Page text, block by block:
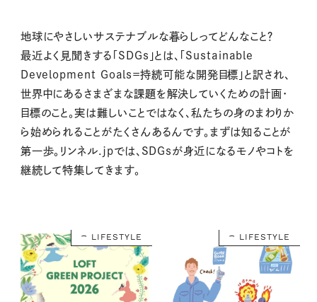
地球にやさしいサステナブルな暮らしってどんなこと？
最近よく見聞きする「 SDGs 」とは、「 Sustainable
Development Goals ＝持続可能な開発目標」と訳され、
世界中にあるさまざまな課題を解決していくための計画・
目標のこと。実は難しいことではなく、私たちの身のまわりか
ら始められることがたくさんあるんです。まずは知ることが
第一歩。リンネル .jpでは、 SDGs が身近になるモノやコトを
継続して特集してきます。
LIFESTYLE LIFESTYLE